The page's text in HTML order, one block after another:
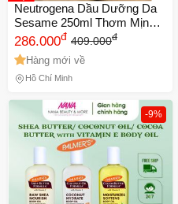
Neutrogena Dầu Dưỡng Da
Sesame 250ml Thơm Mịn
Giá Tốt 🎁 rẻ nhấtShopee
286.000đ 409.000đ
Hàng mới về
Hồ Chí Minh
-9%